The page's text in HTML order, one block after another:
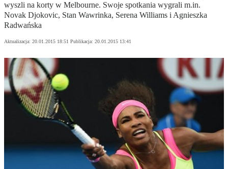
wyszli na korty w Melbourne. Swoje spotkania wygrali m.in.
Novak Djokovic, Stan Wawrinka, Serena Williams i Agnieszka
Radwańska
Aktualizacja: 20.01.2015 18:51 Publikacja: 20.01.2015 13:41